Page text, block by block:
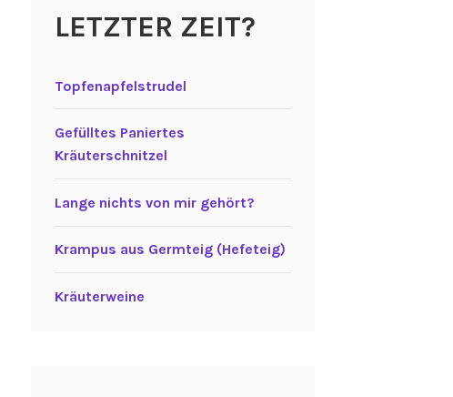
LETZTER ZEIT?
Topfenapfelstrudel
Gefülltes Paniertes
Kräuterschnitzel
Lange nichts von mir gehört?
Krampus aus Germteig (Hefeteig)
Kräuterweine